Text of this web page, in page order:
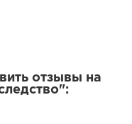
отзывы на